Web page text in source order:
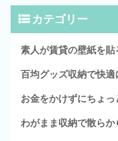
カテゴリー
素人が賃貸の壁紙を貼
百均グッズ収納で快適
お金をかけずにちょっ
わがまま収納で散らか